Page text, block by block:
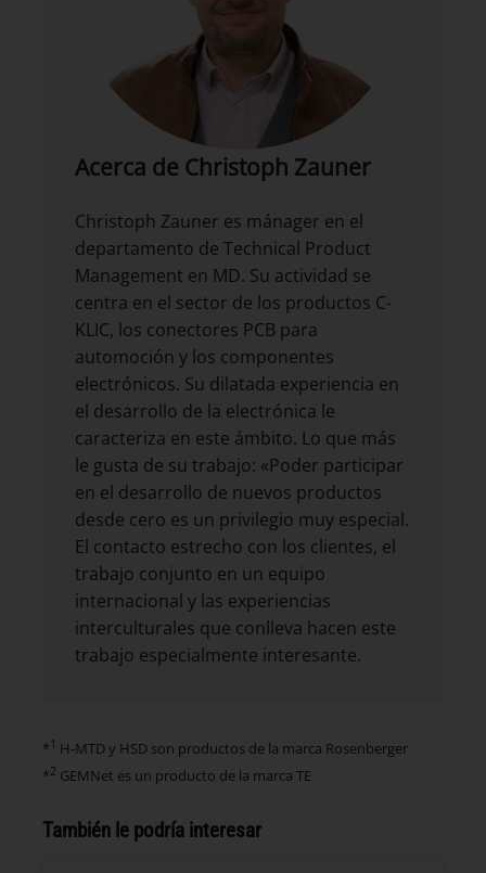
Acerca de Christoph Zauner
Christoph Zauner es mánager en el
departamento de Technical Product
Management en MD. Su actividad se
centra en el sector de los productos C-
KLIC, los conectores PCB para
automoción y los componentes
electrónicos. Su dilatada experiencia en
el desarrollo de la electrónica le
caracteriza en este ámbito. Lo que más
le gusta de su trabajo: «Poder participar
en el desarrollo de nuevos productos
desde cero es un privilegio muy especial.
El contacto estrecho con los clientes, el
trabajo conjunto en un equipo
internacional y las experiencias
interculturales que conlleva hacen este
trabajo especialmente interesante.
*1 H-MTD y HSD son productos de la marca Rosenberger
*2 GEMNet es un producto de la marca TE
También le podría interesar